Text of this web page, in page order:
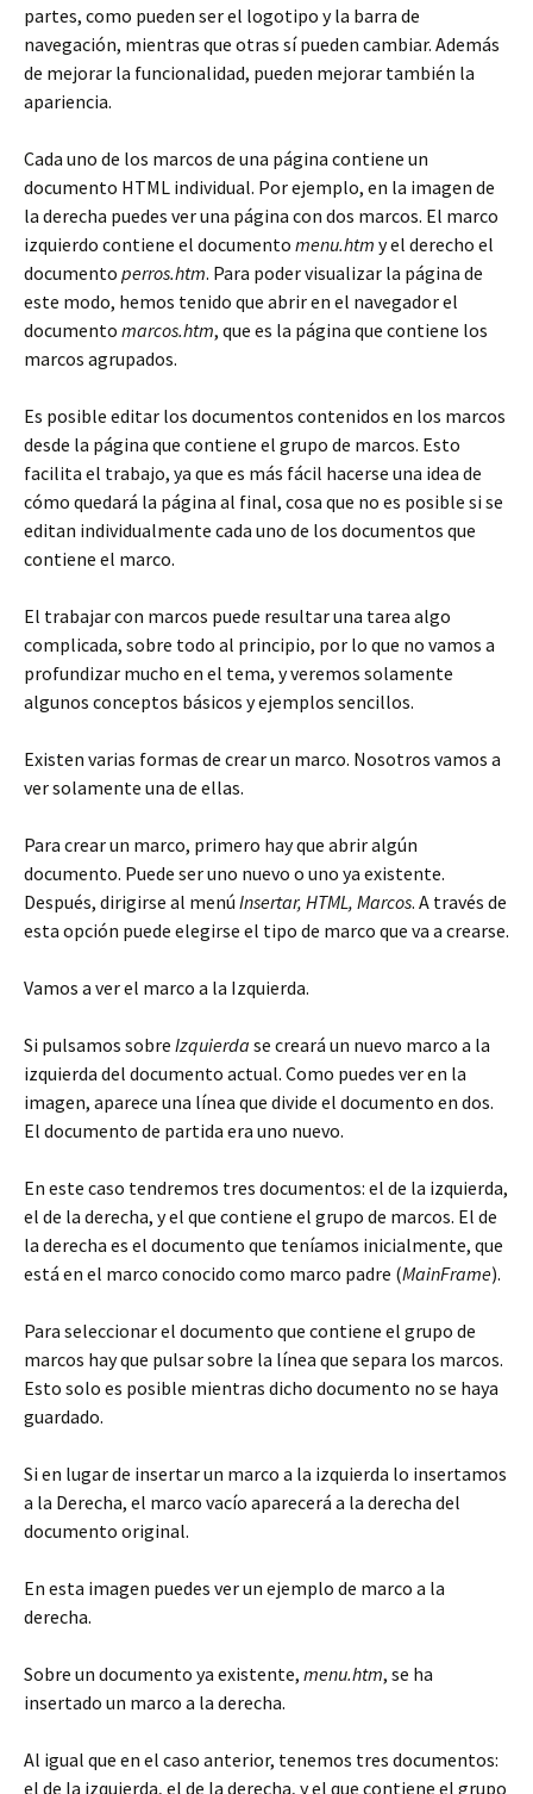
partes, como pueden ser el logotipo y la barra de
navegación, mientras que otras sí pueden cambiar. Además
de mejorar la funcionalidad, pueden mejorar también la
apariencia.
Cada uno de los marcos de una página contiene un
documento HTML individual. Por ejemplo, en la imagen de
la derecha puedes ver una página con dos marcos. El marco
izquierdo contiene el documento menu.htm y el derecho el
documento perros.htm. Para poder visualizar la página de
este modo, hemos tenido que abrir en el navegador el
documento marcos.htm, que es la página que contiene los
marcos agrupados.
Es posible editar los documentos contenidos en los marcos
desde la página que contiene el grupo de marcos. Esto
facilita el trabajo, ya que es más fácil hacerse una idea de
cómo quedará la página al final, cosa que no es posible si se
editan individualmente cada uno de los documentos que
contiene el marco.
El trabajar con marcos puede resultar una tarea algo
complicada, sobre todo al principio, por lo que no vamos a
profundizar mucho en el tema, y veremos solamente
algunos conceptos básicos y ejemplos sencillos.
Existen varias formas de crear un marco. Nosotros vamos a
ver solamente una de ellas.
Para crear un marco, primero hay que abrir algún
documento. Puede ser uno nuevo o uno ya existente.
Después, dirigirse al menú Insertar, HTML, Marcos. A través de
esta opción puede elegirse el tipo de marco que va a crearse.
Vamos a ver el marco a la Izquierda.
Si pulsamos sobre Izquierda se creará un nuevo marco a la
izquierda del documento actual. Como puedes ver en la
imagen, aparece una línea que divide el documento en dos.
El documento de partida era uno nuevo.
En este caso tendremos tres documentos: el de la izquierda,
el de la derecha, y el que contiene el grupo de marcos. El de
la derecha es el documento que teníamos inicialmente, que
está en el marco conocido como marco padre (MainFrame).
Para seleccionar el documento que contiene el grupo de
marcos hay que pulsar sobre la línea que separa los marcos.
Esto solo es posible mientras dicho documento no se haya
guardado.
Si en lugar de insertar un marco a la izquierda lo insertamos
a la Derecha, el marco vacío aparecerá a la derecha del
documento original.
En esta imagen puedes ver un ejemplo de marco a la
derecha.
Sobre un documento ya existente, menu.htm, se ha
insertado un marco a la derecha.
Al igual que en el caso anterior, tenemos tres documentos:
el de la izquierda, el de la derecha, y el que contiene el grupo